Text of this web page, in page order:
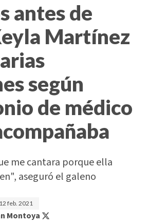
antes de
Martínez
según
de médico
me cantara porque ella
aseguró el galeno
12 feb. 2021
Montoya